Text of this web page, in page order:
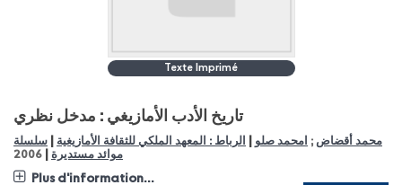
Texte Imprimé
تاريخ الأدب الأمازيغي : مدخل نظري
محمد أقضاض ; امحمد صلو الرباط : المعهد الملكي للثقافة الأمازيغية
سلسلة
موائد مستديرة
2006
Plus d'information...